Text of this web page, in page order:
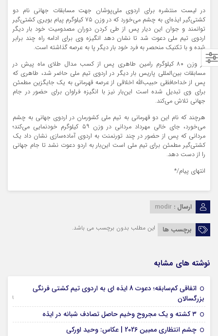
در لیست منتشره برای اردوی ملی‌پوشان جهت مسابقات جهانی نام دو
کشتی‌گیر ایذه‌ای به چشم می‌خورد که در وزن ۷۵ کیلوگرم پیام بویری کشتی‌گیر
توانمند و جوان این دیار پس از طی کردن دوران مصدومیت خود بار دیگر
اردوی تیم ملی دعوت شد تا نشان دهد انگیزه وی برای ادامه راه چند برابر
شده و با تکنیک منحصر به فرد خود بار دیگر پا به عرصه گذاشته است.
در وزن ۸۰ کیلوگرم رامین طاهری پس از کسب مدال طلای ماه پیش در
مسابقات بین‌المللی پاریس بار دیگر در اردوی تیم ملی حاضر شد، طاهری که
پس از خداحافظی حبیب‌الله اخلاقی از عرصه قهرمانی به یک جایگزین مطمئن
برای وی تبدیل شده است این‌بار نیز با انگیزه فراوان برای حضور در جام
جهانی تلاش می‌کند.
هرچند که نام این دو قهرمانی به تیم ملی کشورمان در اردوی جهانی به چشم
می‌خورد، جای خالی مهرداد مردانی در وزن ۵۹ کیلوگرم خودنمایی می‌کند؛
مردانی که پس از حضور در چند تورنمنت به اردوی آماده‌سازی نشان داد یک
کشتی‌گیر مطمئن برای تیم ملی است این‌بار به اردو دعوت نشد تا جام جهانی
را از دست دهد.
انتهای پیام/*
ارسال : modir
برچسب ها این مطلب بدون برچسب می باشد.
نوشته های مشابه
اتفاقی کم‌سابقه؛ دعوت 8 ایذه ای به اردوی تیم کشتی فرنگی
بزرگسالان
09 جولای 2026
۳ کشته و یک مجروح وخیم حاصل تصادف شبانه در ایذه
چشم انتظاری ممبین 2026 | عکاس: وحید اورکی